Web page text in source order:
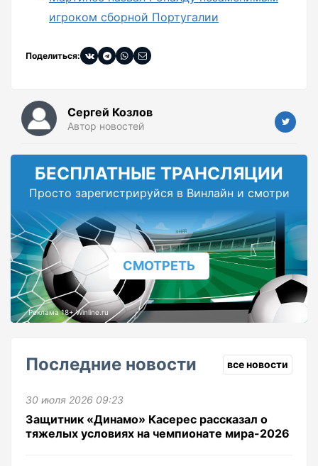
игроком сборной Португалии
Поделиться:
Сергей Козлов
Автор новостей
БЕСПЛАТНЫЕ ТРАНСЛЯЦИИ
Просто зарегистрируйся в Винлайн и смотри
СМОТРЕТЬ
Реклама 18+ Winline.ru
Последние новости все новости
30 июля 2026 09:23
Защитник «Динамо» Касерес рассказал о
тяжелых условиях на чемпионате мира-2026